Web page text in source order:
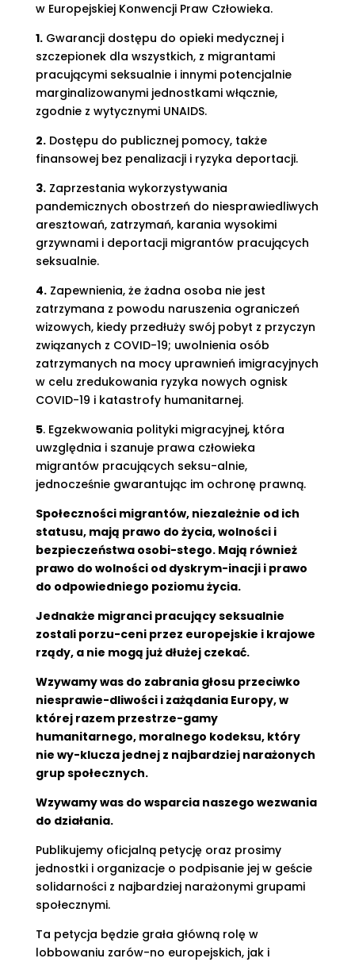
w Europejskiej Konwencji Praw Człowieka.
1.Gwarancji dostępu do opieki medycznej i
szczepionek dla wszystkich, z migrantami
pracującymi seksualnie i innymi potencjalnie
marginalizowanymi jednostkami włącznie,
zgodnie z wytycznymi UNAIDS.
2.Dostępu do publicznej pomocy, także
finansowej bez penalizacji i ryzyka deportacji.
3.Zaprzestania wykorzystywania
pandemicznych obostrzeń do niesprawiedliwych
aresztowań, zatrzymań, karania wysokimi
grzywnami i deportacji migrantów pracujących
seksualnie.
4.Zapewnienia, że żadna osoba nie jest
zatrzymana z powodu naruszenia ograniczeń
wizowych, kiedy przedłuży swój pobyt z przyczyn
związanych z COVID-19; uwolnienia osób
zatrzymanych na mocy uprawnień imigracyjnych
w celu zredukowania ryzyka nowych ognisk
COVID-19 i katastrofy humanitarnej.
5. Egzekwowania polityki migracyjnej, która
uwzględnia i szanuje prawa człowieka
migrantów pracujących seksu-alnie,
jednocześnie gwarantując im ochronę prawną.
Społeczności migrantów, niezależnie od ich
statusu, mają prawo do życia, wolności i
bezpieczeństwa osobi-stego. Mają również
prawo do wolności od dyskrym-inacji i prawo
do odpowiedniego poziomu życia.
Jednakże migranci pracujący seksualnie
zostali porzu-ceni przez europejskie i krajowe
rządy, a nie mogą już dłużej czekać.
Wzywamy was do zabrania głosu przeciwko
niesprawie-dliwości i zażądania Europy, w
której razem przestrze-gamy
humanitarnego, moralnego kodeksu, który
nie wy-klucza jednej z najbardziej narażonych
grup społecznych.
Wzywamy was do wsparcia naszego wezwania
do działania.
Publikujemy oficjalną petycję oraz prosimy
jednostki i organizacje o podpisanie jej w geście
solidarności z najbardziej narażonymi grupami
społecznymi.
Ta petycja będzie grała główną rolę w
lobbowaniu zarów-no europejskich, jak i